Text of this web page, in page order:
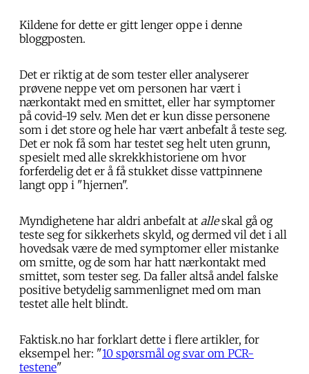
Kildene for dette er gitt lenger oppe i denne
bloggposten.
Det er riktig at de som tester eller analyserer
prøvene neppe vet om personen har vært i
nærkontakt med en smittet, eller har symptomer
på covid-19 selv. Men det er kun disse personene
som i det store og hele har vært anbefalt å teste seg.
Det er nok få som har testet seg helt uten grunn,
spesielt med alle skrekkhistoriene om hvor
forferdelig det er å få stukket disse vattpinnene
langt opp i "hjernen".
Myndighetene har aldri anbefalt at alleskal gå og
teste seg for sikkerhets skyld, og dermed vil det i all
hovedsak være de med symptomer eller mistanke
om smitte, og de som har hatt nærkontakt med
smittet, som tester seg. Da faller altså andel falske
positive betydelig sammenlignet med om man
testet alle helt blindt.
Faktisk.no har forklart dette i flere artikler, for
eksempel her: "10 spørsmål og svar om PCR-
testene"